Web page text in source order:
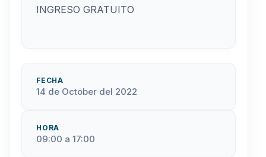
INGRESO GRATUITO
FECHA
14 de October del 2022
HORA
09:00 a 17:00